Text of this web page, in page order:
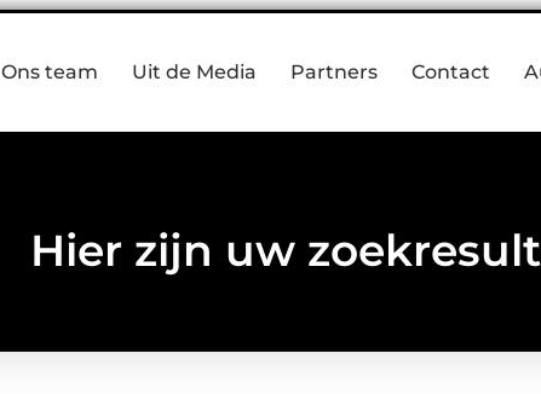
Ons team Uit de Media Partners Contact
Hier zijn uw